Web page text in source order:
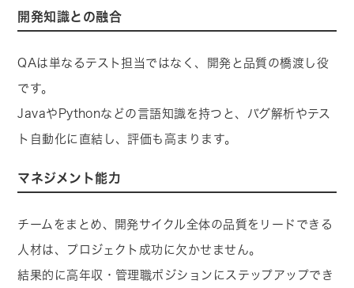
開発知識との融合
QAは単なるテスト担当ではなく、開発と品質の橋渡し役
です。
JavaやPythonなどの言語知識を持つと、バグ解析やテス
ト自動化に直結し、評価も高まります。
マネジメント能力
チームをまとめ、開発サイクル全体の品質をリードできる
人材は、プロジェクト成功に欠かせません。
結果的に高年収・管理職ポジションにステップアップでき